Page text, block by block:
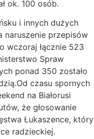
ok. 100 osób.
i innych dużych
naruszenie przepisów
wczoraj łącznie 523
Spraw
ponad 350 zostało
czasu spornych
na Białorusi
że głosowanie
Łukaszence, który
radzieckiej.